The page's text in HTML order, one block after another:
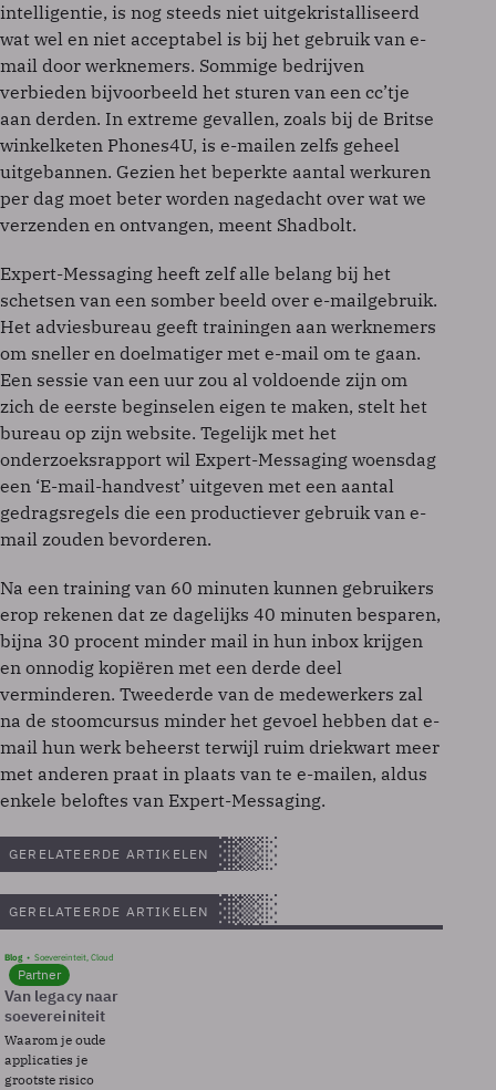
intelligentie, is nog steeds niet uitgekristalliseerd
wat wel en niet acceptabel is bij het gebruik van e-
mail door werknemers. Sommige bedrijven
verbieden bijvoorbeeld het sturen van een cc’tje
aan derden. In extreme gevallen, zoals bij de Britse
winkelketen Phones4U, is e-mailen zelfs geheel
uitgebannen. Gezien het beperkte aantal werkuren
per dag moet beter worden nagedacht over wat we
verzenden en ontvangen, meent Shadbolt.
Expert-Messaging heeft zelf alle belang bij het
schetsen van een somber beeld over e-mailgebruik.
Het adviesbureau geeft trainingen aan werknemers
om sneller en doelmatiger met e-mail om te gaan.
Een sessie van een uur zou al voldoende zijn om
zich de eerste beginselen eigen te maken, stelt het
bureau op zijn website. Tegelijk met het
onderzoeksrapport wil Expert-Messaging woensdag
een ‘E-mail-handvest’ uitgeven met een aantal
gedragsregels die een productiever gebruik van e-
mail zouden bevorderen.
Na een training van 60 minuten kunnen gebruikers
erop rekenen dat ze dagelijks 40 minuten besparen,
bijna 30 procent minder mail in hun inbox krijgen
en onnodig kopiëren met een derde deel
verminderen. Tweederde van de medewerkers zal
na de stoomcursus minder het gevoel hebben dat e-
mail hun werk beheerst terwijl ruim driekwart meer
met anderen praat in plaats van te e-mailen, aldus
enkele beloftes van Expert-Messaging.
GERELATEERDE ARTIKELEN
GERELATEERDE ARTIKELEN
Blog Soevereinteit, Cloud
Partner
Van legacy naar
soevereiniteit
Waarom je oude
applicaties je
grootste risico